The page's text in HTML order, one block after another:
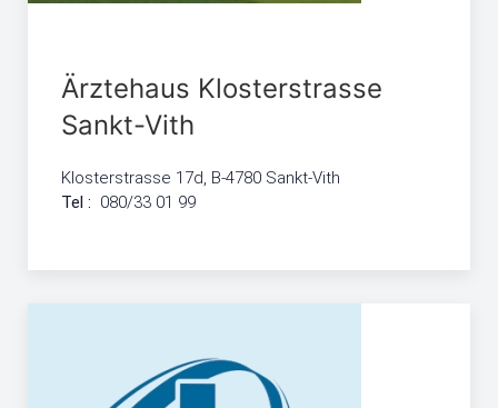
Ärztehaus Klosterstrasse
Sankt-Vith
Klosterstrasse 17d, B-4780 Sankt-Vith
Tel : 080/33 01 99